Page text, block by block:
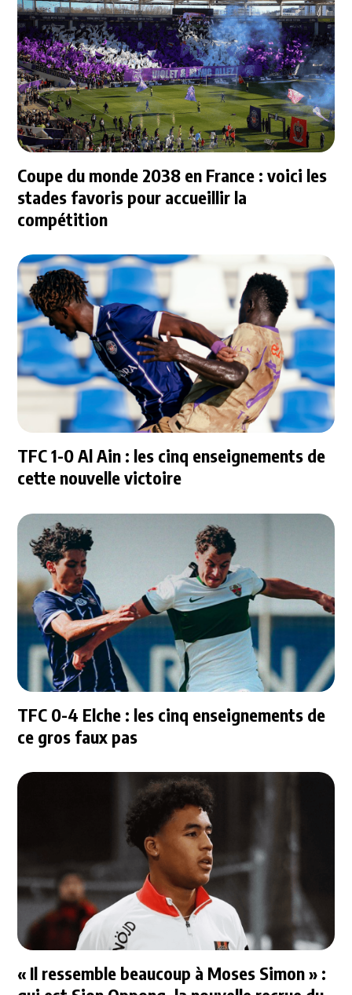
Coupe du monde 2038 en France : voici les
stades favoris pour accueillir la
compétition
TFC 1-0 Al Ain : les cinq enseignements de
cette nouvelle victoire
TFC 0-4 Elche : les cinq enseignements de
ce gros faux pas
« Il ressemble beaucoup à Moses Simon » :